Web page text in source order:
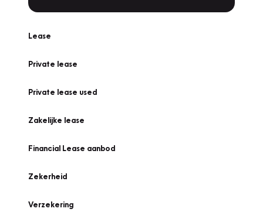
Lease
Private lease
Private lease used
Zakelijke lease
Financial Lease aanbod
Zekerheid
Verzekering